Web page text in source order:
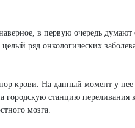
в первую очередь думают
ряд онкологических
крови. На данный момент у
городскую станцию переливания
мозга.